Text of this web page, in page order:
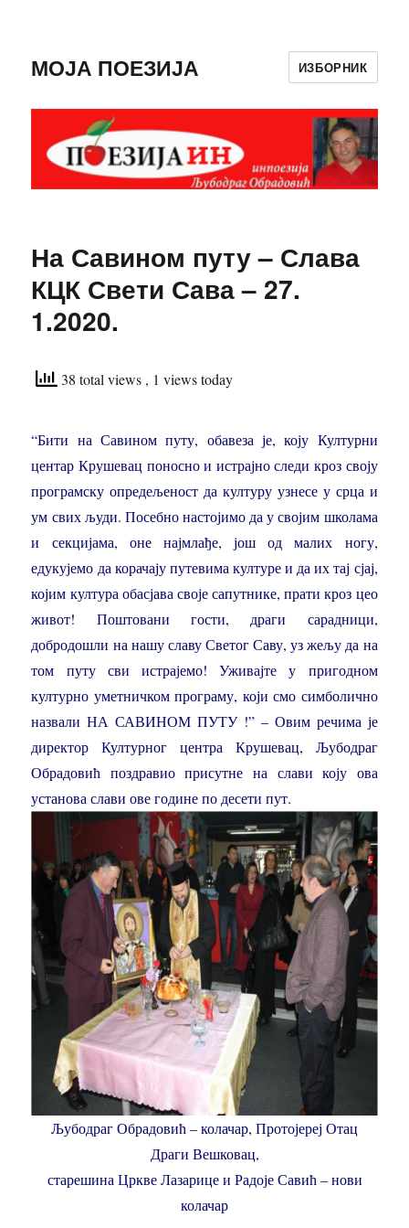
МОЈА ПОЕЗИЈА ИЗБОРНИК
На Савином путу – Слава
КЦК Свети Сава – 27.
1.2020.
38 total views , 1 views today
“Бити на Савином путу, обавеза је, коју Културни
центар Крушевац поносно и истрајно следи кроз своју
програмску опредељеност да културу узнесе у срца и
ум свих људи. Посебно настојимо да у својим школама
и секцијама, оне најмлађе, још од малих ногу,
едукујемо да корачају путевима културе и да их тај сјај,
којим култура обасјава своје сапутнике, прати кроз цео
живот! Поштовани гости, драги сарадници,
добродошли на нашу славу Светог Саву, уз жељу да на
том путу сви истрајемо! Уживајте у пригодном
културно уметничком програму, који смо симболично
назвали НА САВИНОМ ПУТУ !” – Овим речима је
директор Културног центра Крушевац, Љубодраг
Обрадовић поздравио присутне на слави коју ова
установа слави ове године по десети пут.
Љубодраг Обрадовић – колачар, Протојереј Отац
Драги Вешковац,
старешина Цркве Лазарице и Радоје Савић – нови
колачар